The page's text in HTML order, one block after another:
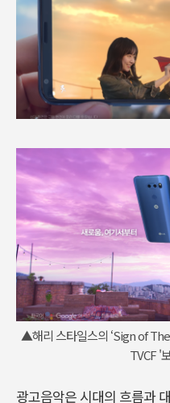
▲해리 스타일스의 ‘Sign of
TVCF '
광고음악은 시대의 흐름과